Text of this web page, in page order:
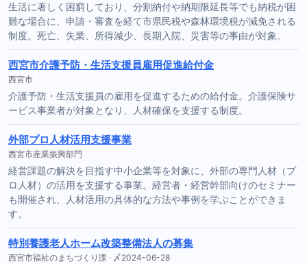
生活に著しく困窮しており、分割納付や納期限延長等でも納税が困
難な場合に、申請・審査を経て市県民税や森林環境税が減免される
制度。死亡、失業、所得減少、長期入院、災害等の事由が対象。
西宮市介護予防・生活支援員雇用促進給付金
西宮市
介護予防・生活支援員の雇用を促進するための給付金。介護保険サ
ービス事業者が対象となり、人材確保を支援する制度。
外部プロ人材活用支援事業
西宮市産業振興部門
経営課題の解決を目指す中小企業等を対象に、外部の専門人材（プ
ロ人材）の活用を支援する事業。経営者・経営幹部向けのセミナー
も開催され、人材活用の具体的な方法や事例を学ぶことができま
す。
特別養護老人ホーム改築整備法人の募集
西宮市福祉のまちづくり課 · 〆2024-06-28